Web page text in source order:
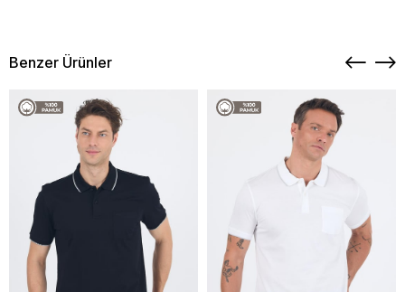
Benzer Ürünler